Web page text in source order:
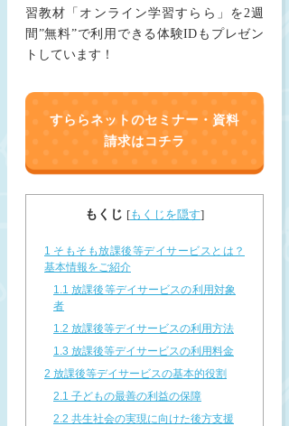
習教材「オンライン学習すらら」を2週
間”無料”で利用できる体験IDもプレゼン
トしています！
すららネットのセミナー・資料
請求はコチラ
もくじ [もくじを隠す]
1 そもそも放課後等デイサービスとは？
基本情報をご紹介
1.1 放課後等デイサービスの利用対象
者
1.2 放課後等デイサービスの利用方法
1.3 放課後等デイサービスの利用料金
2 放課後等デイサービスの基本的役割
2.1 子どもの最善の利益の保障
2.2 共生社会の実現に向けた後方支援